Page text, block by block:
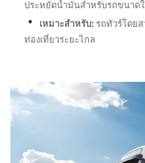
ประหยัดน้ำมันสำหรับรถขนาด
เหมาะสำหรับ: รถทัวร์โดย
ท่องเที่ยวระยะไกล